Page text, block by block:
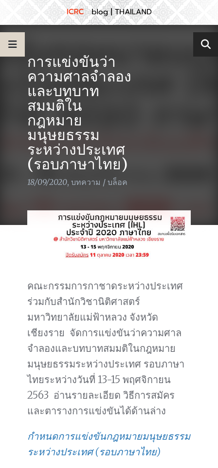
การแข่งขันว่า
ความศาลจำลอง
และบทบาท
สมมติใน
กฎหมาย
มนุษยธรรม
ระหว่างประเทศ
(รอบภาษาไทย)
18/09/2020, บทความ / บล็อค
คณะกรรมการกาชาดระหว่างประเทศ
ร่วมกับสำนักวิชานิติศาสตร์
มหาวิทยาลัยแม่ฟ้าหลวง จังหวัด
เชียงราย จัดการแข่งขันว่าความศาล
จำลองและบทบาทสมมติในกฎหมาย
มนุษยธรรมระหว่างประเทศ รอบภาษา
ไทยระหว่างวันที่ 13-15 พฤศจิกายน
2563 อ่านรายละเอียด วิธีการสมัคร
และตารางการแข่งขันได้ด้านล่าง
กำหนดการแข่งขันกฎหมายมนุษยธรรม
ระหว่างประเทศ (รอบภาษาไทย)